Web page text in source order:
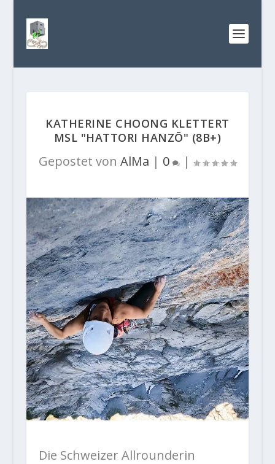
KATHERINE CHOONG KLETTERT
MSL "HATTORI HANZŌ" (8B+)
Gepostet von AlMa | 0 |
Die Schweizer Allrounderin